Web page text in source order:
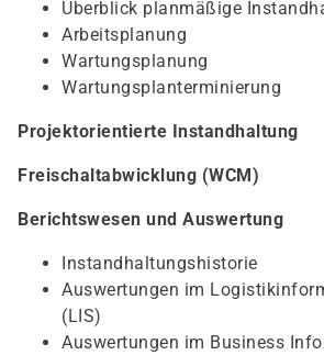
Überblick planmäßige
Arbeitsplanung
Wartungsplanung
Wartungsplanterminierung
Projektorientierte Instandhaltung
Freischaltabwicklung (WCM)
Berichtswesen und Auswertung
Instandhaltungshistorie
Auswertungen im
(LIS)
Auswertungen im Business